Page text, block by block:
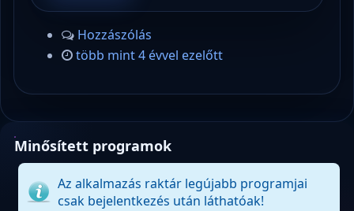
Hozzászólás
több mint 4 évvel ezelőtt
Minősített programok
Az alkalmazás raktár legújabb programjai
csak bejelentkezés után láthatóak!